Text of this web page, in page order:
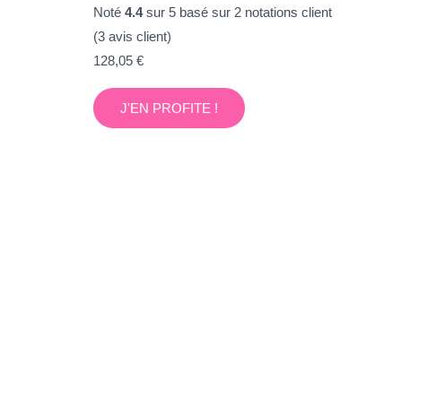
Noté 4.4sur 5 basé sur 2 notations client
(3 avis client)
128,05 €
J'EN PROFITE !